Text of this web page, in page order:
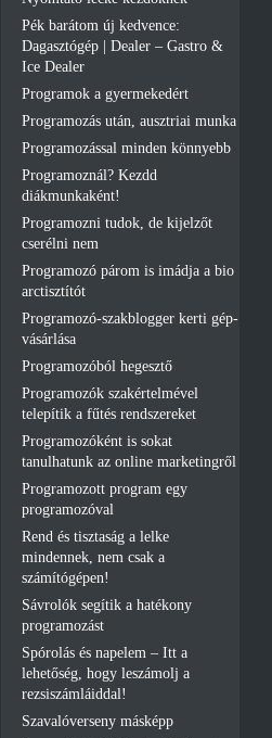
Pék barátom új kedvence:
Dagasztógép | Dealer – Gastro &
Ice Dealer
Programok a gyermekedért
Programozás után, ausztriai munka
Programozással minden könnyebb
Programoznál? Kezdd
diákmunkaként!
Programozni tudok, de kijelzőt
cserélni nem
Programozó párom is imádja a bio
arctisztítót
Programozó-szakblogger kerti gép-
vásárlása
Programozóból hegesztő
Programozók szakértelmével
telepítik a fűtés rendszereket
Programozóként is sokat
tanulhatunk az online marketingről
Programozott program egy
programozóval
Rend és tisztaság a lelke
mindennek, nem csak a
számítógépen!
Sávrolók segítik a hatékony
programozást
Spórolás és napelem – Itt a
lehetőség, hogy leszámolj a
rezsiszámláiddal!
Szavalóverseny másképp